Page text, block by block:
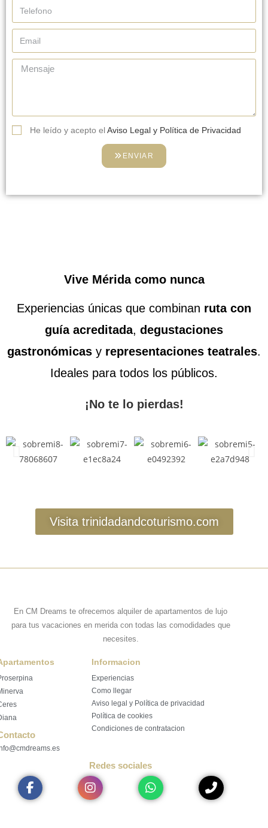
He leído y acepto el Aviso Legal y Política de Privacidad
ENVIAR
Vive Mérida como nunca
Experiencias únicas que combinan ruta con
guía acreditada, degustaciones
gastronómicas y representaciones teatrales.
Ideales para todos los públicos.
¡No te lo pierdas!
Visita trinidadandcoturismo.com
En CM Dreams te ofrecemos alquiler de apartamentos de lujo
para tus vacaciones en merida con todas las comodidades que
necesites.
Informacion
Experiencias
Como llegar
Aviso legal y Política de privacidad
Política de cookies
Condiciones de contratacion
Redes sociales